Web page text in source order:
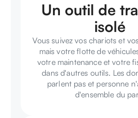
Un outil de
isolé
Vous suivez vos chariots et
mais votre flotte de
votre maintenance et votre
dans d'autres outils. Les
parlent pas et personne
d'ensemble du